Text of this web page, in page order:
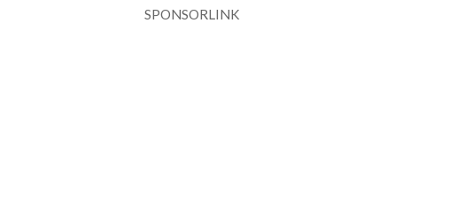
SPONSORLINK